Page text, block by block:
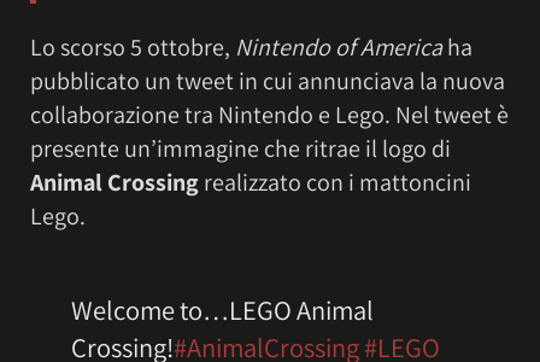
Lo scorso 5 ottobre, Nintendo of Americaha
pubblicato un tweet in cui annunciava la nuova
collaborazione tra Nintendo e Lego. Nel tweet è
presente un’immagine che ritrae il logo di
Animal Crossingrealizzato con i mattoncini
Lego.
Welcome to…LEGO Animal
Crossing!#AnimalCrossing#LEGO